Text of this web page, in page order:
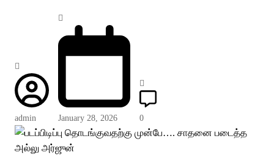
admin January 28, 2026 0